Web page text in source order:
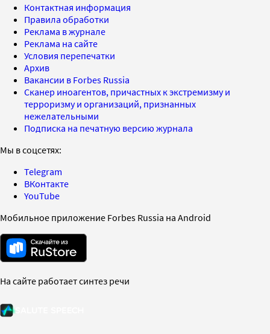
Контактная информация
Правила обработки
Реклама в журнале
Реклама на сайте
Условия перепечатки
Архив
Вакансии в Forbes Russia
Сканер иноагентов, причастных к экстремизму и
терроризму и организаций, признанных
нежелательными
Подписка на печатную версию журнала
Мы в соцсетях:
Telegram
ВКонтакте
YouTube
Мобильное приложение Forbes Russia на Android
На сайте работает синтез речи